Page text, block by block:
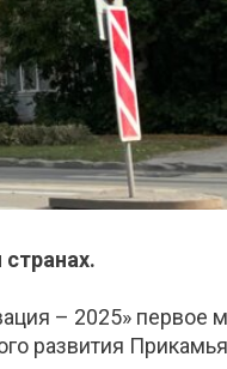
– 2025» первое
развития